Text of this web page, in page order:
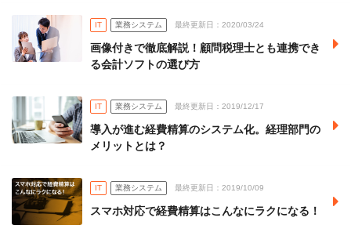
IT 業務システム 最終更新日：2020/03/24
画像付きで徹底解説！顧問税理士とも連携でき
る会計ソフトの選び方
IT 業務システム 最終更新日：2019/12/17
導入が進む経費精算のシステム化。経理部門の
メリットとは？
IT 業務システム 最終更新日：2019/10/09
スマホ対応で経費精算はこんなにラクになる！